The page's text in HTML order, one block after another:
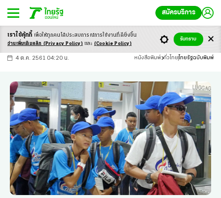
สมัครบริการ
-ก ก ก+
4 ต.ค. 2561 04:20 น. หนังสือพิมพ์ ทั่วไทย ไทยรัฐฉบับพิมพ์
เราใช้คุ้กกี้ เพื่อให้ทุกคนได้ประสบการณ์การใช้งานที่ดียิ่งขึ้น
อ่านเพิ่มเติมคลิก (Privacy Policy) และ (Cookie Policy)
รับทราบ